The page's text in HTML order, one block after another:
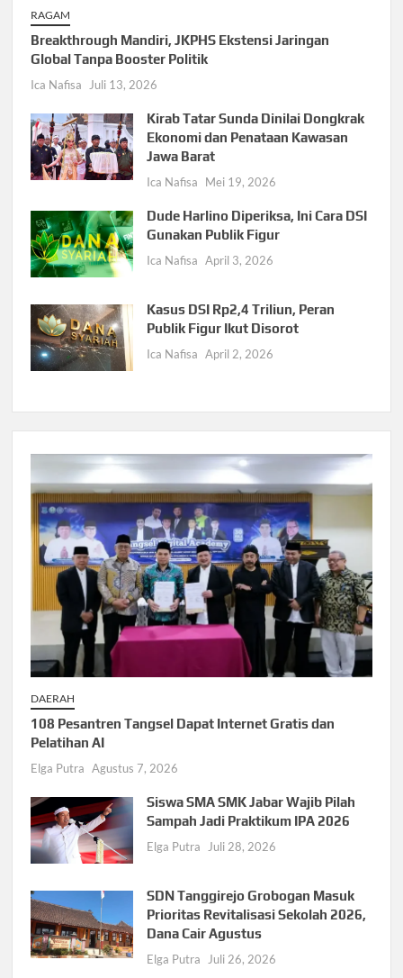
RAGAM
Breakthrough Mandiri, JKPHS Ekstensi Jaringan
Global Tanpa Booster Politik
Ica Nafisa Juli 13, 2026
Kirab Tatar Sunda Dinilai Dongkrak
Ekonomi dan Penataan Kawasan
Jawa Barat
Ica Nafisa Mei 19, 2026
Dude Harlino Diperiksa, Ini Cara DSI
Gunakan Publik Figur
Ica Nafisa April 3, 2026
Kasus DSI Rp2,4 Triliun, Peran
Publik Figur Ikut Disorot
Ica Nafisa April 2, 2026
DAERAH
108 Pesantren Tangsel Dapat Internet Gratis dan
Pelatihan AI
Elga Putra Agustus 7, 2026
Siswa SMA SMK Jabar Wajib Pilah
Sampah Jadi Praktikum IPA 2026
Elga Putra Juli 28, 2026
SDN Tanggirejo Grobogan Masuk
Prioritas Revitalisasi Sekolah 2026,
Dana Cair Agustus
Elga Putra Juli 26, 2026